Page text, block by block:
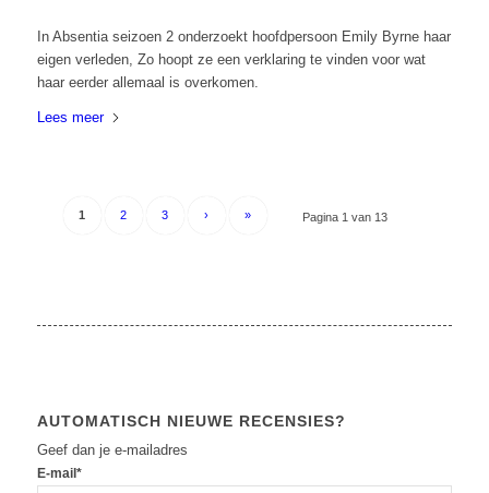
In Absentia seizoen 2 onderzoekt hoofdpersoon Emily Byrne haar
eigen verleden, Zo hoopt ze een verklaring te vinden voor wat
haar eerder allemaal is overkomen.
Lees meer
Pagina 1 van 13
1 2 3 › »
AUTOMATISCH NIEUWE RECENSIES?
Geef dan je e-mailadres
E-mail*